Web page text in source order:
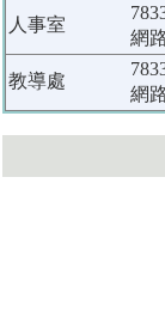
人事室
網
教導處
網